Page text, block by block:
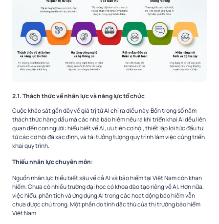
2.1. Thách thức về nhân lực và năng lực tổ chức
Cuộc khảo sát gần đây về giá trị từ AI chỉ ra điều này. Bốn trong số năm
thách thức hàng đầu mà các nhà bảo hiểm nêu ra khi triển khai AI đều liên
quan đến con người: hiểu biết về AI, ưu tiên cơ hội, thiết lập lợi tức đầu tư
từ các cơ hội đã xác định, và tái tưởng tượng quy trình làm việc cùng triển
khai quy trình.
Thiếu nhân lực chuyên môn:
Nguồn nhân lực hiểu biết sâu về cả AI và bảo hiểm tại Việt Nam còn khan
hiếm. Chưa có nhiều trường đại học có khoa đào tạo riêng về AI. Hơn nữa,
việc hiểu, phân tích và ứng dụng AI trong các hoạt động bảo hiểm vẫn
chưa được chú trọng. Một phần do tính đặc thù của thị trường bảo hiểm
Việt Nam.